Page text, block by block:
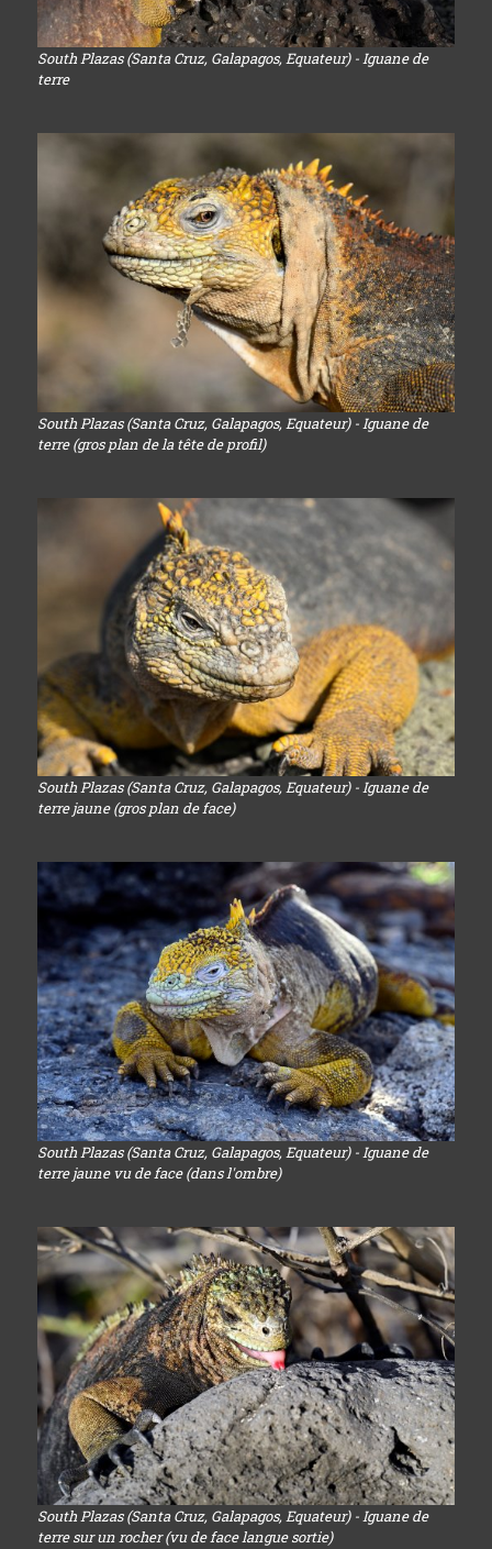
South Plazas (Santa Cruz, Galapagos, Equateur) - Iguane de
terre
South Plazas (Santa Cruz, Galapagos, Equateur) - Iguane de
terre (gros plan de la tête de profil)
South Plazas (Santa Cruz, Galapagos, Equateur) - Iguane de
terre jaune (gros plan de face)
South Plazas (Santa Cruz, Galapagos, Equateur) - Iguane de
terre jaune vu de face (dans l'ombre)
South Plazas (Santa Cruz, Galapagos, Equateur) - Iguane de
terre sur un rocher (vu de face langue sortie)